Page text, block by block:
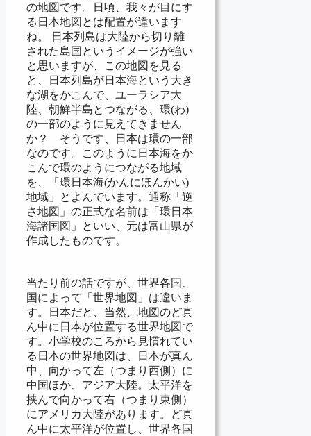
の地図です。日頃、我々が目にす
る日本地図とは配置が違います
ね。 日本列島は大陸から切り離
された島国というイメージが強い
と思いますが、この地図を見る
と、日本列島が日本海という大き
な湖をかこんで、ユーラシア大
陸、朝鮮半島とつながる、環(わ)
の一部のように見えてきません
か？ そうです、日本は環の一部
なのです。このように日本海をか
こんで環のようにつながる地域
を、「環日本海(かんにほんかい)
地域」とよんでいます。通称「逆
さ地図」の正式な名前は「環日本
海諸国図」といい、元は富山県が
作成したものです。
当たり前の話ですが、世界各国、
国によって「世界地図」は違いま
す。日本だと、当然、地図のど真
ん中に日本が位置する世界地図で
す。小学校のころから見慣れてい
る日本の世界地図は、日本が真ん
中、向かって左（つまり西側）に
中国ほか、アジア大陸。太平洋を
挟んで向かって右（つまり東側）
にアメリカ大陸があります。ど真
ん中に太平洋が位置し、世界各国